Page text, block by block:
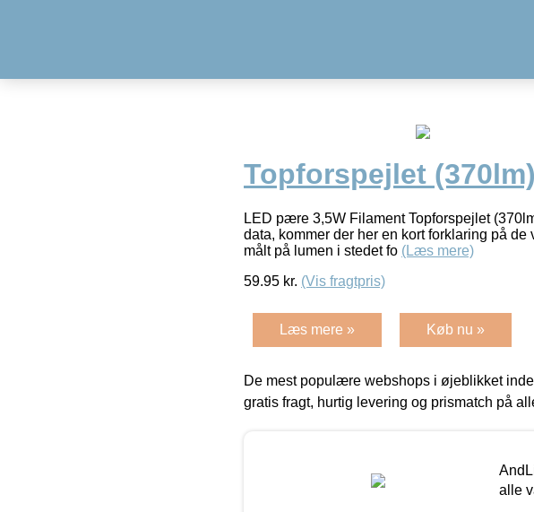
Topforspejlet
LED pære 3,5W Filament Topforspejlet
data, kommer der her en kort forklaring på
målt på lumen i stedet fo (Læs mere)
59.95 kr. (Vis fragtpris)
Læs mere » Køb nu »
De mest populære webshops i øjeblikket
gratis fragt, hurtig levering og prismatch på
alle